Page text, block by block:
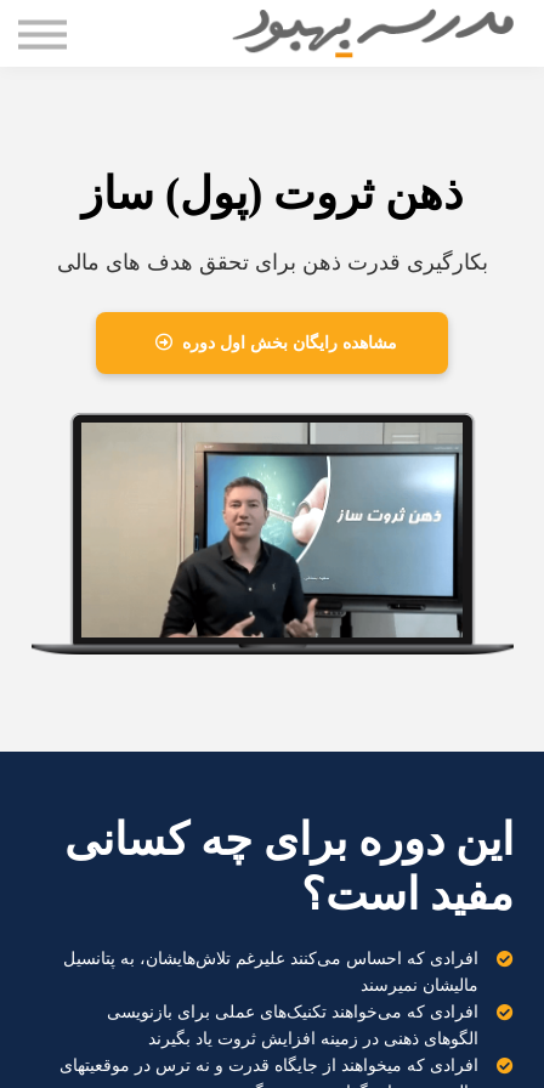
مقاله ها
دوره ها
ورود
ذهن ثروت (پول) ساز
بکارگیری قدرت ذهن برای تحقق هدف های مالی
مشاهده رایگان بخش اول دوره
این دوره برای چه کسانی
مفید است؟
افرادی که احساس می‌کنند علیرغم تلاش‌هایشان، به پتانسیل
مالیشان نمیرسند
افرادی که می‌خواهند تکنیک‌های عملی برای بازنویسی
الگوهای ذهنی در زمینه افزایش ثروت یاد بگیرند
افرادی که میخواهند از جایگاه قدرت و نه ترس در موقعیتهای